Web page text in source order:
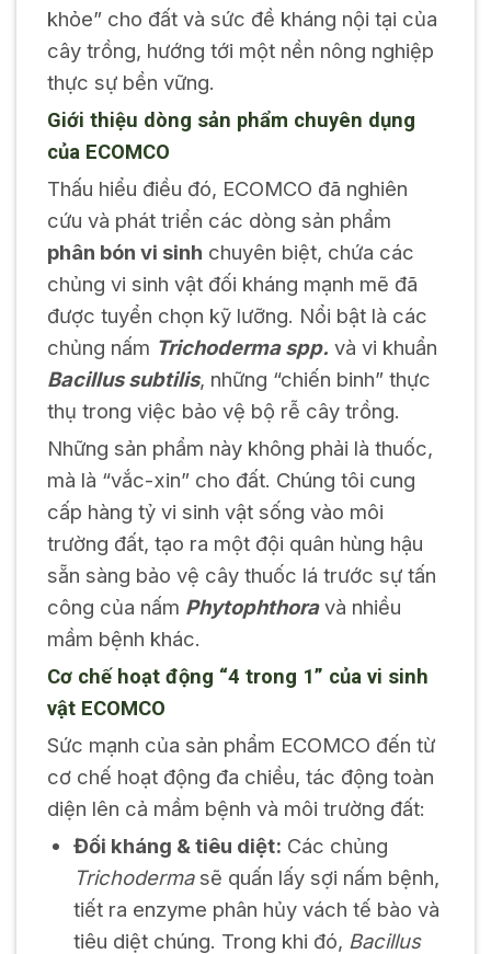
khỏe” cho đất và sức đề kháng nội tại của
cây trồng, hướng tới một nền nông nghiệp
thực sự bền vững.
Giới thiệu dòng sản phẩm chuyên dụng
của ECOMCO
Thấu hiểu điều đó, ECOMCO đã nghiên
cứu và phát triển các dòng sản phẩm
phân bón vi sinh chuyên biệt, chứa các
chủng vi sinh vật đối kháng mạnh mẽ đã
được tuyển chọn kỹ lưỡng. Nổi bật là các
chủng nấm Trichoderma spp. và vi khuẩn
Bacillus subtilis, những “chiến binh” thực
thụ trong việc bảo vệ bộ rễ cây trồng.
Những sản phẩm này không phải là thuốc,
mà là “vắc-xin” cho đất. Chúng tôi cung
cấp hàng tỷ vi sinh vật sống vào môi
trường đất, tạo ra một đội quân hùng hậu
sẵn sàng bảo vệ cây thuốc lá trước sự tấn
công của nấm Phytophthoravà nhiều
mầm bệnh khác.
Cơ chế hoạt động “4 trong 1” của vi sinh
vật ECOMCO
Sức mạnh của sản phẩm ECOMCO đến từ
cơ chế hoạt động đa chiều, tác động toàn
diện lên cả mầm bệnh và môi trường đất:
Đối kháng & tiêu diệt: Các chủng
Trichodermasẽ quấn lấy sợi nấm bệnh,
tiết ra enzyme phân hủy vách tế bào và
tiêu diệt chúng. Trong khi đó, Bacillus